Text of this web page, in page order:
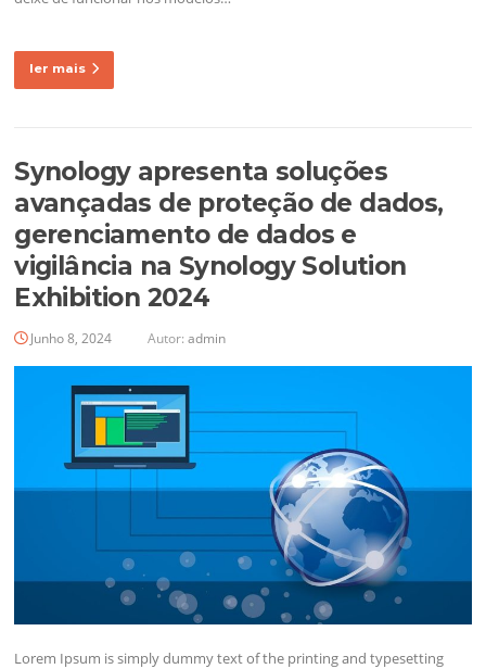
ler mais
Synology apresenta soluções
avançadas de proteção de dados,
gerenciamento de dados e
vigilância na Synology Solution
Exhibition 2024
Junho 8, 2024 Autor:admin
Lorem Ipsum is simply dummy text of the printing and typesetting